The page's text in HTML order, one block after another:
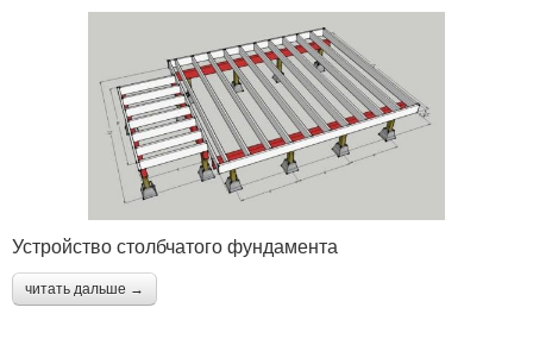
Устройство столбчатого фундамента
читать дальше →